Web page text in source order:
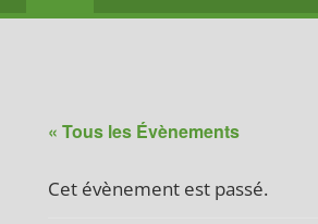
« Tous les Évènements
Cet évènement est passé.